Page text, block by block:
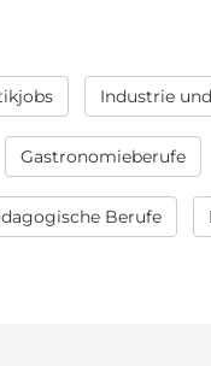
Industrie
Gastronomieberufe
Berufe